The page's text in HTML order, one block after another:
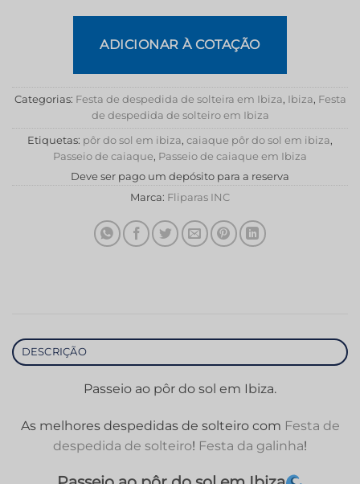
ADICIONAR À COTAÇÃO
Categorias: Festa de despedida de solteira em Ibiza, Ibiza, Festa
de despedida de solteiro em Ibiza
Etiquetas: pôr do sol em ibiza, caiaque pôr do sol em ibiza,
Passeio de caiaque, Passeio de caiaque em Ibiza
Deve ser pago um depósito para a reserva
Marca: Fliparas INC
DESCRIÇÃO
Passeio ao pôr do sol em Ibiza.
As melhores despedidas de solteiro com Festa de
despedida de solteiro! Festa da galinha!